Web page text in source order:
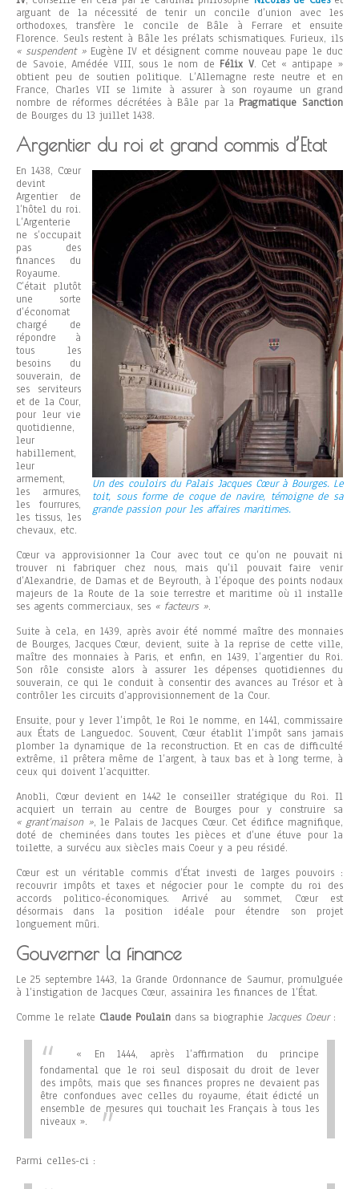
arguant de la nécessité de tenir un concile d’union avec les
orthodoxes, transfère le concile de Bâle à Ferrare et ensuite
Florence. Seuls restent à Bâle les prélats schismatiques. Furieux, ils
« suspendent »Eugène IV et désignent comme nouveau pape le duc
de Savoie, Amédée VIII, sous le nom de Félix V. Cet « antipape »
obtient peu de soutien politique. L’Allemagne reste neutre et en
France, Charles VII se limite à assurer à son royaume un grand
nombre de réformes décrétées à Bâle par la Pragmatique Sanction
de Bourges du 13 juillet 1438.
Argentier du roi et grand commis d’Etat
Un des couloirs du Palais Jacques Cœur à Bourges. Le
toit, sous forme de coque de navire, témoigne de sa
grande passion pour les affaires maritimes.
En 1438, Cœur
devint
Argentier de
l’hôtel du roi.
L’Argenterie
ne s’occupait
pas des
finances du
Royaume.
C’était plutôt
une sorte
d’économat
chargé de
répondre à
tous les
besoins du
souverain, de
ses serviteurs
et de la Cour,
pour leur vie
quotidienne,
leur
habillement,
leur
armement,
les armures,
les fourrures,
les tissus, les
chevaux, etc.
Cœur va approvisionner la Cour avec tout ce qu’on ne pouvait ni
trouver ni fabriquer chez nous, mais qu’il pouvait faire venir
d’Alexandrie, de Damas et de Beyrouth, à l’époque des points nodaux
majeurs de la Route de la soie terrestre et maritime où il installe
ses agents commerciaux, ses « facteurs ».
Suite à cela, en 1439, après avoir été nommé maître des monnaies
de Bourges, Jacques Cœur, devient, suite à la reprise de cette ville,
maître des monnaies à Paris, et enfin, en 1439, l’argentier du Roi.
Son rôle consiste alors à assurer les dépenses quotidiennes du
souverain, ce qui le conduit à consentir des avances au Trésor et à
contrôler les circuits d’approvisionnement de la Cour.
Ensuite, pour y lever l’impôt, le Roi le nomme, en 1441, commissaire
aux États de Languedoc. Souvent, Cœur établit l’impôt sans jamais
plomber la dynamique de la reconstruction. Et en cas de difficulté
extrême, il prêtera même de l’argent, à taux bas et à long terme, à
ceux qui doivent l’acquitter.
Anobli, Cœur devient en 1442 le conseiller stratégique du Roi. Il
acquiert un terrain au centre de Bourges pour y construire sa
« grant’maison », le Palais de Jacques Cœur. Cet édifice magnifique,
doté de cheminées dans toutes les pièces et d’une étuve pour la
toilette, a survécu aux siècles mais Coeur y a peu résidé.
Cœur est un véritable commis d’État investi de larges pouvoirs :
recouvrir impôts et taxes et négocier pour le compte du roi des
accords politico-économiques. Arrivé au sommet, Cœur est
désormais dans la position idéale pour étendre son projet
longuement mûri.
Gouverner la finance
Le 25 septembre 1443, la Grande Ordonnance de Saumur, promulguée
à l’instigation de Jacques Cœur, assainira les finances de l’État.
Comme le relate Claude Poulain dans sa biographie Jacques Coeur:
« En 1444, après l’affirmation du principe
fondamental que le roi seul disposait du droit de lever
des impôts, mais que ses finances propres ne devaient pas
être confondues avec celles du royaume, était édicté un
ensemble de mesures qui touchait les Français à tous les
niveaux ».
Parmi celles-ci :